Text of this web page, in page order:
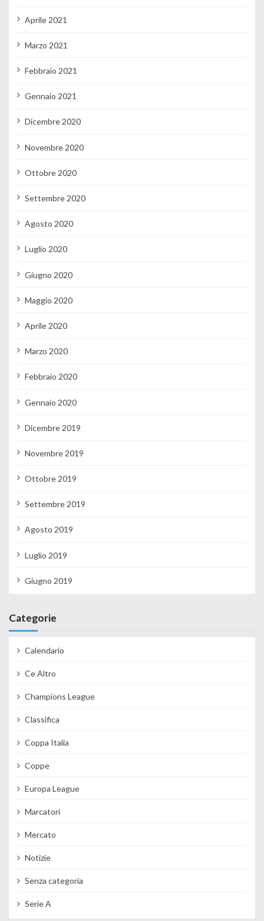
Aprile 2021
Marzo 2021
Febbraio 2021
Gennaio 2021
Dicembre 2020
Novembre 2020
Ottobre 2020
Settembre 2020
Agosto 2020
Luglio 2020
Giugno 2020
Maggio 2020
Aprile 2020
Marzo 2020
Febbraio 2020
Gennaio 2020
Dicembre 2019
Novembre 2019
Ottobre 2019
Settembre 2019
Agosto 2019
Luglio 2019
Giugno 2019
Categorie
Calendario
Ce Altro
Champions League
Classifica
Coppa Italia
Coppe
Europa League
Marcatori
Mercato
Notizie
Senza categoria
Serie A